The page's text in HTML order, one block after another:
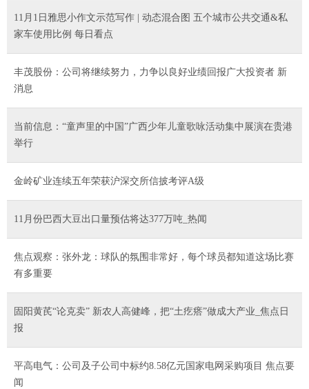
11月1日雅思小作文示范写作 | 动态混合图 五个城市公共交通&私
家车使用比例 每日看点
丰茂股份：公司将继续努力，力争以良好业绩回报广大投资者 新
消息
当前信息：“童声里的中国”广西少年儿童歌咏活动集中展演在贵港
举行
金岭矿业连续五年荣获沪深交所信披考评A级
11月份巴西大豆出口量预估将达377万吨_热闻
焦点观察：张外龙：球队的氛围非常好，每个球员都知道这场比赛
有多重要
固阳黄芪“论克卖” 新农人高健峰，把“土疙瘩”做成大产业_焦点日
报
平高电气：公司及子公司中标约8.58亿元国家电网采购项目 焦点要
闻